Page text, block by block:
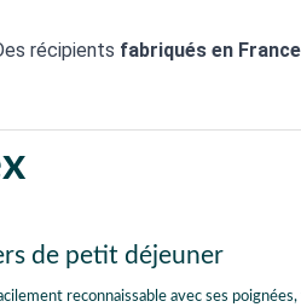
récipients fabriqués en France
de petit déjeuner
reconnaissable avec ses